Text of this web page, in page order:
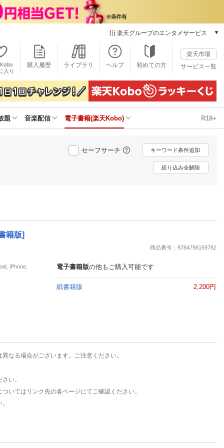
楽天グループのエンタメサービス
本/ゲーム/CD/DVD
楽天ブックス
電子書籍
楽天Kobo
雑誌読み放題
楽天ミュージック
動画配信
楽天TV
動画配信ガイド
推し楽
入り
購入履歴 ライブラリ ヘルプ 初めての方
楽天市場
サービス一覧
題 音楽配信 電子書籍(楽天Kobo) R18+
セーフサーチ キーワード条件追加
絞り込み全解除
籍版]
商品番号：9784798159782
iPhone,
電子書籍版の他もご購入可能です
紙書籍版 2,200円
なる場合がございます。ご注意ください。
い。
いてはリンク先の各ページにてご確認ください。